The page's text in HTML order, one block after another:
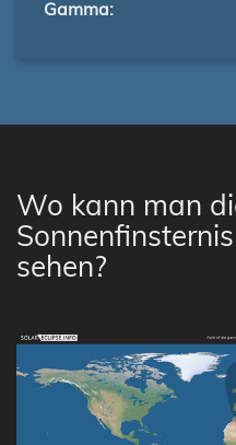
Gamma:
Wo kann man
sehen?